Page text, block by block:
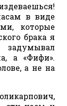
в виде
которые
брака я
задумывал
а «Фифи».
а не на